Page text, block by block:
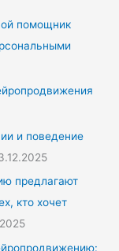
помощник
и поведение
предлагают
кто хочет